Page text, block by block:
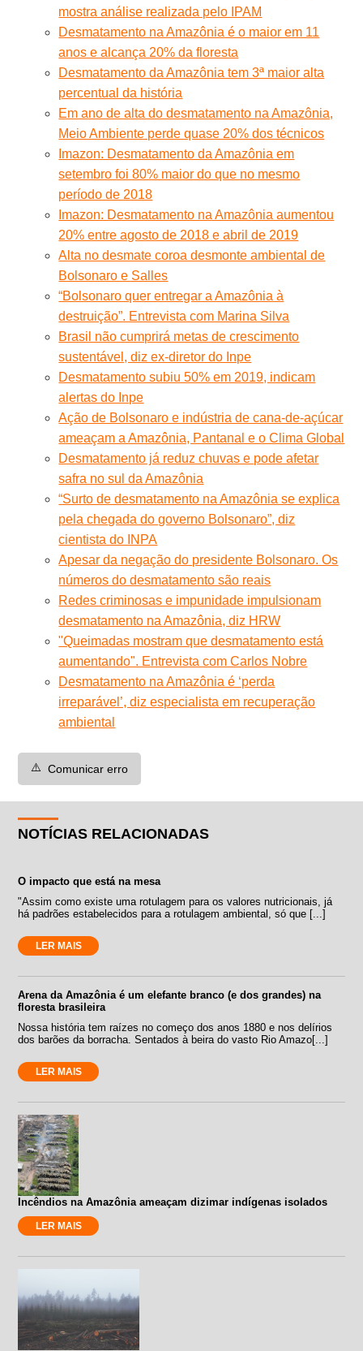
mostra análise realizada pelo IPAM
Desmatamento na Amazônia é o maior em 11
anos e alcança 20% da floresta
Desmatamento da Amazônia tem 3ª maior alta
percentual da história
Em ano de alta do desmatamento na Amazônia,
Meio Ambiente perde quase 20% dos técnicos
Imazon: Desmatamento da Amazônia em
setembro foi 80% maior do que no mesmo
período de 2018
Imazon: Desmatamento na Amazônia aumentou
20% entre agosto de 2018 e abril de 2019
Alta no desmate coroa desmonte ambiental de
Bolsonaro e Salles
“Bolsonaro quer entregar a Amazônia à
destruição”. Entrevista com Marina Silva
Brasil não cumprirá metas de crescimento
sustentável, diz ex-diretor do Inpe
Desmatamento subiu 50% em 2019, indicam
alertas do Inpe
Ação de Bolsonaro e indústria de cana-de-açúcar
ameaçam a Amazônia, Pantanal e o Clima Global
Desmatamento já reduz chuvas e pode afetar
safra no sul da Amazônia
“Surto de desmatamento na Amazônia se explica
pela chegada do governo Bolsonaro”, diz
cientista do INPA
Apesar da negação do presidente Bolsonaro. Os
números do desmatamento são reais
Redes criminosas e impunidade impulsionam
desmatamento na Amazônia, diz HRW
"Queimadas mostram que desmatamento está
aumentando". Entrevista com Carlos Nobre
Desmatamento na Amazônia é ‘perda
irreparável’, diz especialista em recuperação
ambiental
⚠️ Comunicar erro
NOTÍCIAS RELACIONADAS
O impacto que está na mesa
"Assim como existe uma rotulagem para os valores nutricionais, já
há padrões estabelecidos para a rotulagem ambiental, só que [...]
LER MAIS
Arena da Amazônia é um elefante branco (e dos grandes) na
floresta brasileira
Nossa história tem raízes no começo dos anos 1880 e nos delírios
dos barões da borracha. Sentados à beira do vasto Rio Amazo[...]
LER MAIS
Incêndios na Amazônia ameaçam dizimar indígenas isolados
LER MAIS